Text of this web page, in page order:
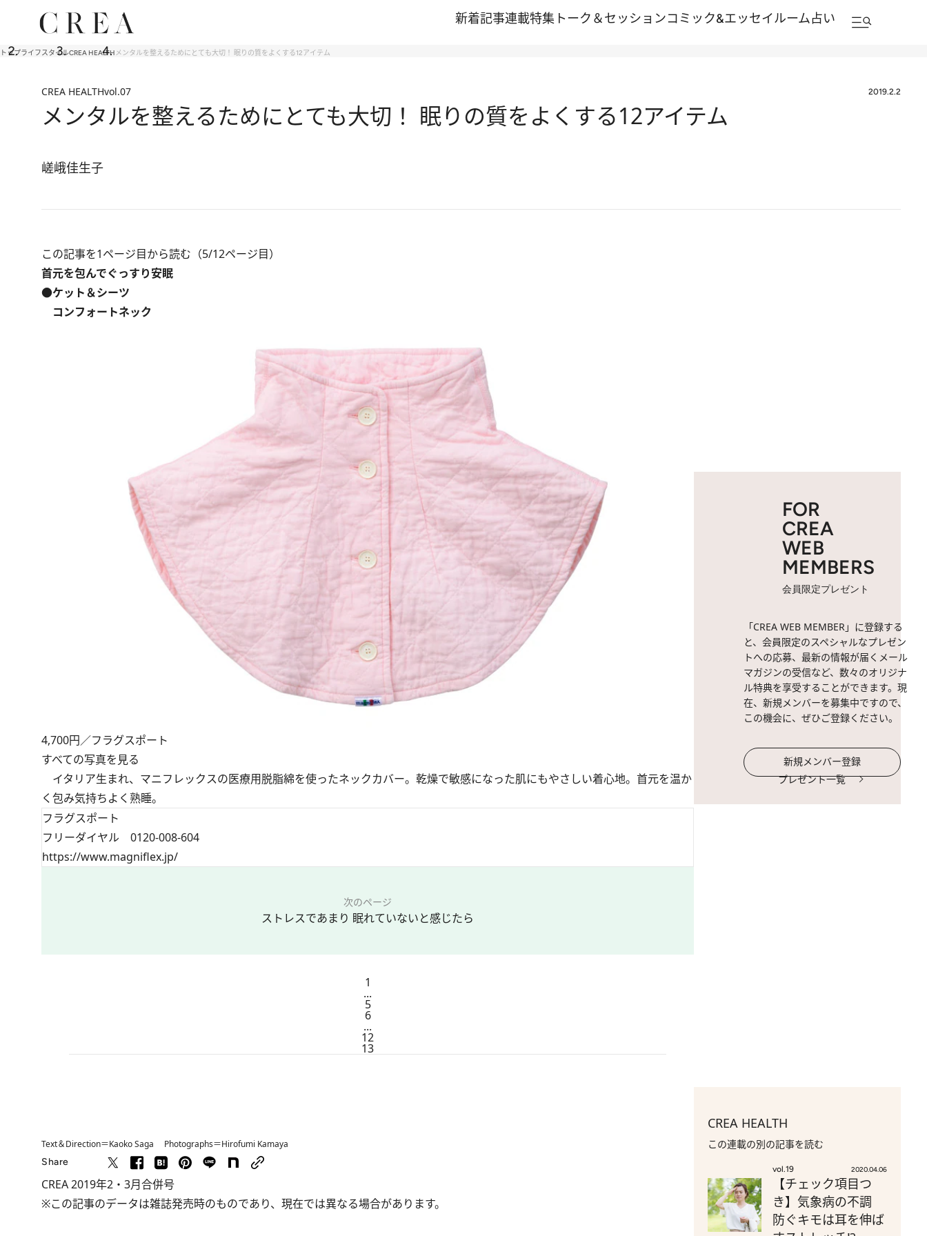
新着記事連載特集 トーク＆セッションコミック&エッセイルーム占い
トップライフスタイルCREA HEALTHメンタルを整えるためにとても大切！ 眠りの質をよくする12アイテム
CREA HEALTHvol.07 2019.2.2
メンタルを整えるためにとても大切！ 眠りの質をよくする12アイテム
嵯峨佳生子
この記事を1ページ目から読む（5/12ページ目）
首元を包んでぐっすり安眠
●ケット＆シーツ
コンフォートネック
4,700円／フラグスポート
すべての写真を見る
イタリア生まれ、マニフレックスの医療用脱脂綿を使ったネックカバー。乾燥で敏感になった肌にもやさしい着心地。首元を温か
く包み気持ちよく熟睡。
フラグスポート
フリーダイヤル 0120-008-604
https://www.magniflex.jp/
次のページ
ストレスであまり 眠れていないと感じたら
1
...
5
6
...
12
13
Text＆Direction＝Kaoko Saga Photographs＝Hirofumi Kamaya
Share
CREA 2019年2・3月合併号
※この記事のデータは雑誌発売時のものであり、現在では異なる場合があります。
FOR
CREA
WEB
MEMBERS
会員限定プレゼント
「CREA WEB MEMBER」に登録する
と、会員限定のスペシャルなプレゼン
トへの応募、最新の情報が届くメール
マガジンの受信など、数々のオリジナ
ル特典を享受することができます。現
在、新規メンバーを募集中ですので、
この機会に、ぜひご登録ください。
新規メンバー登録
プレゼント一覧
CREA HEALTH
この連載の別の記事を読む
vol.19 2020.04.06
【チェック項目つ
き】気象病の不調
防ぐキモは耳を伸ば